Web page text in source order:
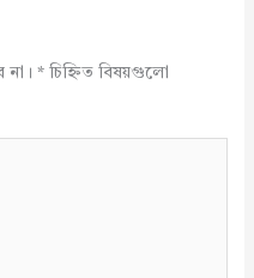
না। *চিহ্নিত বিষয়গুলো